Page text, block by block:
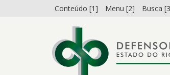
Conteúdo [1] Menu [2] Busca